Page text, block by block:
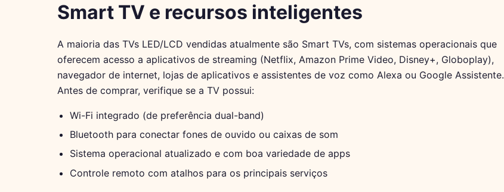
Smart TV e recursos inteligentes
A maioria das TVs LED/LCD vendidas atualmente são Smart TVs, com sistemas operacionais que
oferecem acesso a aplicativos de streaming (Netflix, Amazon Prime Video, Disney+, Globoplay),
navegador de internet, lojas de aplicativos e assistentes de voz como Alexa ou Google Assistente.
Antes de comprar, verifique se a TV possui:
Wi-Fi integrado (de preferência dual-band)
Bluetooth para conectar fones de ouvido ou caixas de som
Sistema operacional atualizado e com boa variedade de apps
Controle remoto com atalhos para os principais serviços